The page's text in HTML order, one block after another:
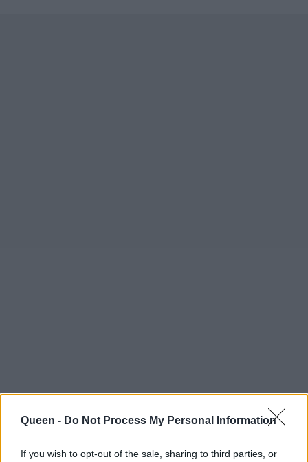
Queen - Do Not Process My Personal Information
If you wish to opt-out of the sale, sharing to third parties, or